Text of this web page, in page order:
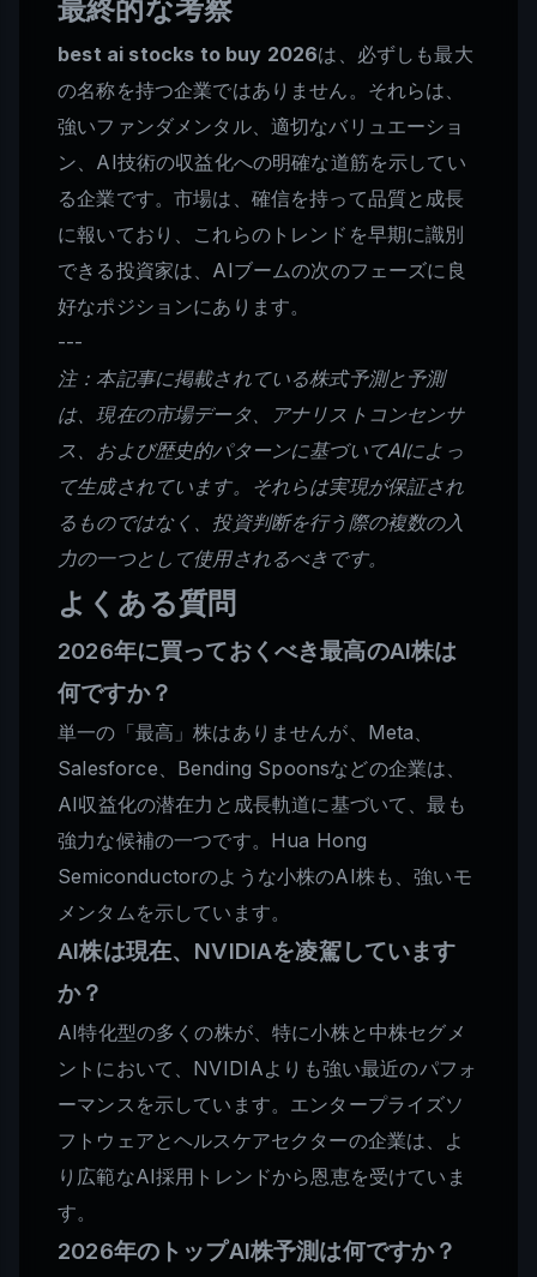
最終的な考察
best ai stocks to buy 2026は、必ずしも最大
の名称を持つ企業ではありません。それらは、
強いファンダメンタル、適切なバリュエーショ
ン、AI技術の収益化への明確な道筋を示してい
る企業です。市場は、確信を持って品質と成長
に報いており、これらのトレンドを早期に識別
できる投資家は、AIブームの次のフェーズに良
好なポジションにあります。
---
注：本記事に掲載されている株式予測と予測
は、現在の市場データ、アナリストコンセンサ
ス、および歴史的パターンに基づいてAIによっ
て生成されています。それらは実現が保証され
るものではなく、投資判断を行う際の複数の入
力の一つとして使用されるべきです。
よくある質問
2026年に買っておくべき最高のAI株は
何ですか？
単一の「最高」株はありませんが、Meta、
Salesforce、Bending Spoonsなどの企業は、
AI収益化の潜在力と成長軌道に基づいて、最も
強力な候補の一つです。Hua Hong
Semiconductorのような小株のAI株も、強いモ
メンタムを示しています。
AI株は現在、NVIDIAを凌駕しています
か？
AI特化型の多くの株が、特に小株と中株セグメ
ントにおいて、NVIDIAよりも強い最近のパフォ
ーマンスを示しています。エンタープライズソ
フトウェアとヘルスケアセクターの企業は、よ
り広範なAI採用トレンドから恩恵を受けていま
す。
2026年のトップAI株予測は何ですか？